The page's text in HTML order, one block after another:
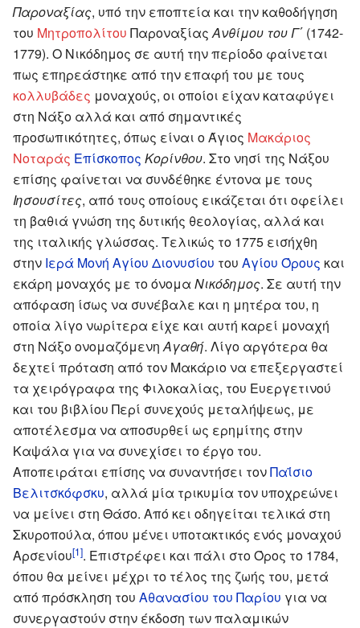
Παροναξίας, υπό την εποπτεία και την καθοδήγηση
του Μητροπολίτου Παροναξίας Ανθίμου του Γ΄ (1742-
1779). Ο Νικόδημος σε αυτή την περίοδο φαίνεται
πως επηρεάστηκε από την επαφή του με τους
κολλυβάδες μοναχούς, οι οποίοι είχαν καταφύγει
στη Νάξο αλλά και από σημαντικές
προσωπικότητες, όπως είναι ο Άγιος Μακάριος
Νοταράς Επίσκοπος Κορίνθου. Στο νησί της Νάξου
επίσης φαίνεται να συνδέθηκε έντονα με τους
Ιησουσίτες, από τους οποίους εικάζεται ότι οφείλει
τη βαθιά γνώση της δυτικής θεολογίας, αλλά και
της ιταλικής γλώσσας. Τελικώς το 1775 εισήχθη
στην Ιερά Μονή Αγίου Διονυσίου του Αγίου Όρους και
εκάρη μοναχός με το όνομα Νικόδημος. Σε αυτή την
απόφαση ίσως να συνέβαλε και η μητέρα του, η
οποία λίγο νωρίτερα είχε και αυτή καρεί μοναχή
στη Νάξο ονομαζόμενη Αγαθή. Λίγο αργότερα θα
δεχτεί πρόταση από τον Μακάριο να επεξεργαστεί
τα χειρόγραφα της Φιλοκαλίας, του Ευεργετινού
και του βιβλίου Περί συνεχούς μεταλήψεως, με
αποτέλεσμα να αποσυρθεί ως ερημίτης στην
Καψάλα για να συνεχίσει το έργο του.
Αποπειράται επίσης να συναντήσει τονΠαΐσιο
Βελιτσκόφσκυ, αλλά μία τρικυμία τον υποχρεώνει
να μείνει στη Θάσο. Από κει οδηγείται τελικά στη
Σκυροπούλα, όπου μένει υποτακτικός ενός μοναχού
Αρσενίου[1]. Επιστρέφει και πάλι στο Όρος το 1784,
όπου θα μείνει μέχρι το τέλος της ζωής του, μετά
από πρόσκληση του Αθανασίου του Παρίου για να
συνεργαστούν στην έκδοση των παλαμικών